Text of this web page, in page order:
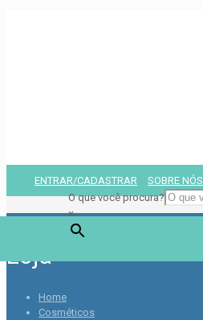
O que você procura?
×
ENTRAR/CADASTRAR SOBRE NÓS
Loja
Home
Cosméticos